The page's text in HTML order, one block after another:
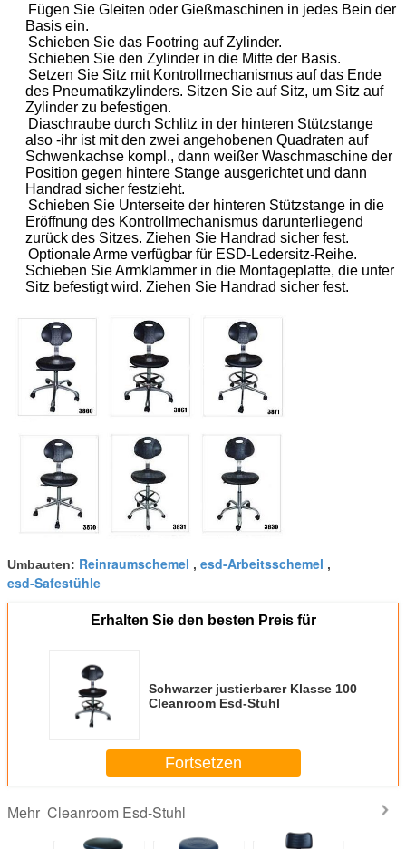
Fügen Sie Gleiten oder Gießmaschinen in jedes Bein der
Basis ein.
Schieben Sie das Footring auf Zylinder.
Schieben Sie den Zylinder in die Mitte der Basis.
Setzen Sie Sitz mit Kontrollmechanismus auf das Ende
des Pneumatikzylinders. Sitzen Sie auf Sitz, um Sitz auf
Zylinder zu befestigen.
Diaschraube durch Schlitz in der hinteren Stützstange
also -ihr ist mit den zwei angehobenen Quadraten auf
Schwenkachse kompl., dann weißer Waschmaschine der
Position gegen hintere Stange ausgerichtet und dann
Handrad sicher festzieht.
Schieben Sie Unterseite der hinteren Stützstange in die
Eröffnung des Kontrollmechanismus darunterliegend
zurück des Sitzes. Ziehen Sie Handrad sicher fest.
Optionale Arme verfügbar für ESD-Ledersitz-Reihe.
Schieben Sie Armklammer in die Montageplatte, die unter
Sitz befestigt wird. Ziehen Sie Handrad sicher fest.
Umbauten: Reinraumschemel , esd-Arbeitsschemel ,
esd-Safestühle
Erhalten Sie den besten Preis für
Schwarzer justierbarer Klasse 100
Cleanroom Esd-Stuhl
Fortsetzen
Mehr Cleanroom Esd-Stuhl